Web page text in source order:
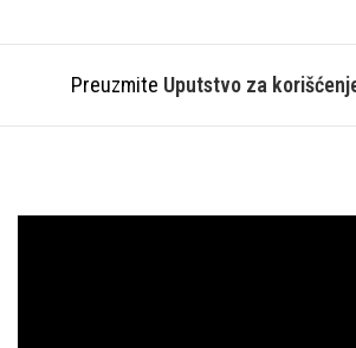
Preuzmite Uputstvo za